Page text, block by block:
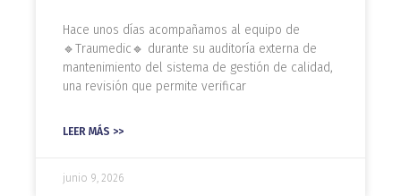
Hace unos días acompañamos al equipo de
🔹Traumedic🔹 durante su auditoría externa de
mantenimiento del sistema de gestión de calidad,
una revisión que permite verificar
LEER MÁS >>
junio 9, 2026